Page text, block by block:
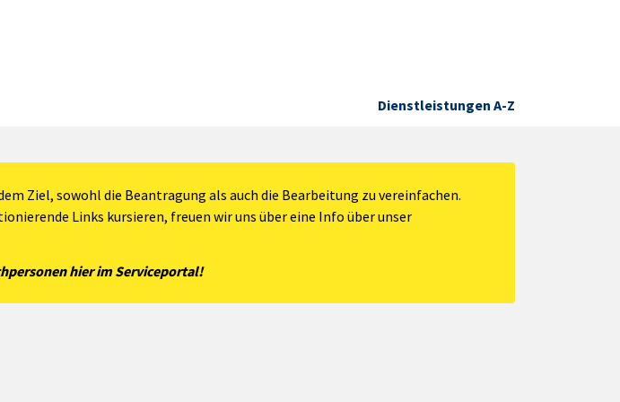
Dienstleistungen A-Z
Ziel, sowohl die Beantragung als auch die Bearbeitung zu vereinfachen.
Links kursieren, freuen wir uns über eine Info über unser
hier im Serviceportal!